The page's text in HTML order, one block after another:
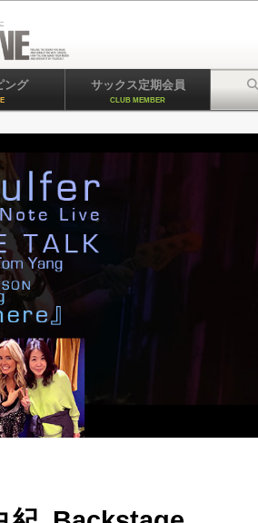
ング サックス定期会員
CLUB MEMBER